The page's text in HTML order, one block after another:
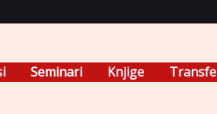
Seminari Knjige